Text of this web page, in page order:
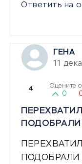
Ответить на
ГЕНА
11
4 Оцените
0